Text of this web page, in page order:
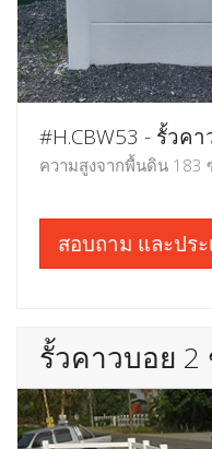
#H.CBW53 - รั้วค
ความสูงจากพื้นดิน 183
สอบถาม และปร
รั้วคาวบอย 2